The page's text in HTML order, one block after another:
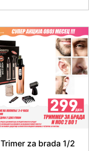
Trimer za brada 1/2